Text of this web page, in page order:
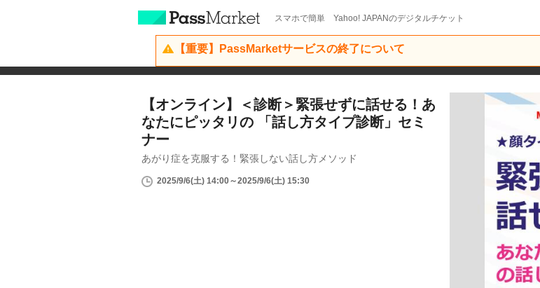
スマホで簡単 Yahoo! JAPANのデジタルチケット
【重要】PassMarketサービスの終了について
【オンライン】＜診断＞緊張せずに話せる！あ
なたにピッタリの 「話し方タイプ診断」セミ
ナー
あがり症を克服する！緊張しない話し方メソッド
2025/9/6(土) 14:00～2025/9/6(土) 15:30